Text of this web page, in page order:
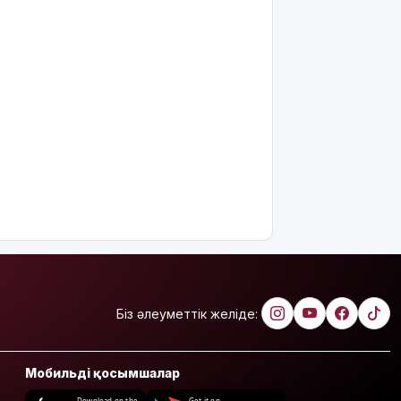
Біз әлеуметтік желіде:
Мобильді қосымшалар